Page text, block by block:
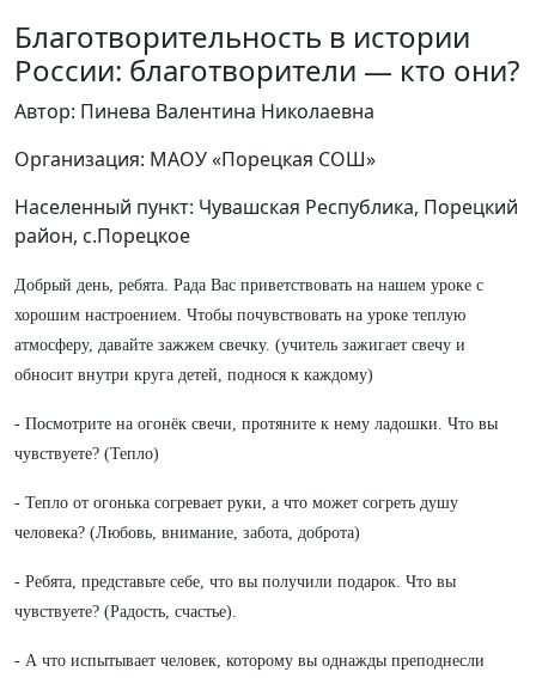
Благотворительность в истории
России: благотворители — кто они?
Автор: Пинева Валентина Николаевна
Организация: МАОУ «Порецкая СОШ»
Населенный пункт: Чувашская Республика, Порецкий
район, с.Порецкое
Добрый день, ребята. Рада Вас приветствовать на нашем уроке с
хорошим настроением. Чтобы почувствовать на уроке теплую
атмосферу, давайте зажжем свечку. (учитель зажигает свечу и
обносит внутри круга детей, поднося к каждому)
- Посмотрите на огонёк свечи, протяните к нему ладошки. Что вы
чувствуете? (Тепло)
- Тепло от огонька согревает руки, а что может согреть душу
человека? (Любовь, внимание, забота, доброта)
- Ребята, представьте себе, что вы получили подарок. Что вы
чувствуете? (Радость, счастье).
- А что испытывает человек, которому вы однажды преподнесли